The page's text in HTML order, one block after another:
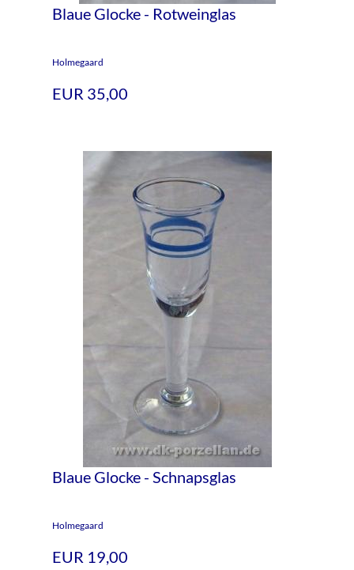
Blaue Glocke - Rotweinglas
Holmegaard
EUR 35,00
Blaue Glocke - Schnapsglas
Holmegaard
EUR 19,00